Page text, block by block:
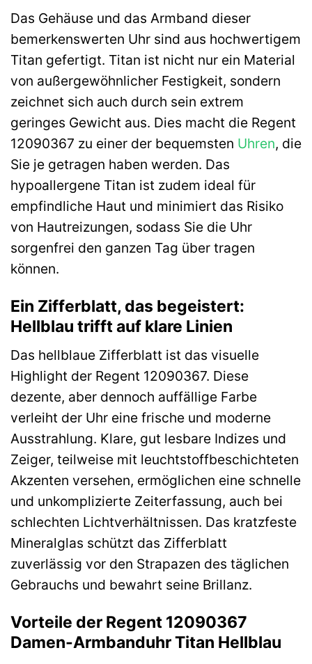
Das Gehäuse und das Armband dieser
bemerkenswerten Uhr sind aus hochwertigem
Titan gefertigt. Titan ist nicht nur ein Material
von außergewöhnlicher Festigkeit, sondern
zeichnet sich auch durch sein extrem
geringes Gewicht aus. Dies macht die Regent
12090367 zu einer der bequemsten Uhren, die
Sie je getragen haben werden. Das
hypoallergene Titan ist zudem ideal für
empfindliche Haut und minimiert das Risiko
von Hautreizungen, sodass Sie die Uhr
sorgenfrei den ganzen Tag über tragen
können.
Ein Zifferblatt, das begeistert:
Hellblau trifft auf klare Linien
Das hellblaue Zifferblatt ist das visuelle
Highlight der Regent 12090367. Diese
dezente, aber dennoch auffällige Farbe
verleiht der Uhr eine frische und moderne
Ausstrahlung. Klare, gut lesbare Indizes und
Zeiger, teilweise mit leuchtstoffbeschichteten
Akzenten versehen, ermöglichen eine schnelle
und unkomplizierte Zeiterfassung, auch bei
schlechten Lichtverhältnissen. Das kratzfeste
Mineralglas schützt das Zifferblatt
zuverlässig vor den Strapazen des täglichen
Gebrauchs und bewahrt seine Brillanz.
Vorteile der Regent 12090367
Damen-Armbanduhr Titan Hellblau